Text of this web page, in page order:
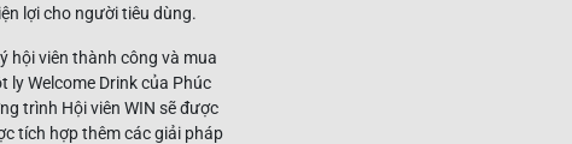
lợi cho người tiêu dùng.
hội viên thành công và mua
ly Welcome Drink của Phúc
trình Hội viên WIN sẽ được
tích hợp thêm các giải pháp